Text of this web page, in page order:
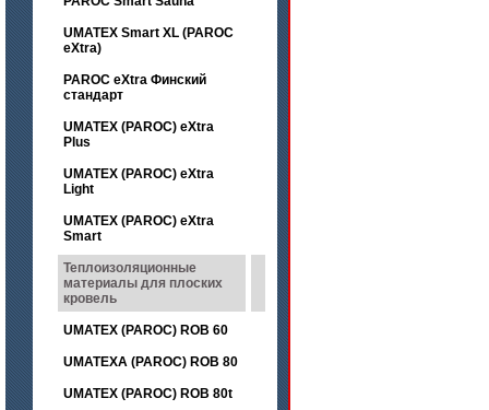
UMATEX Smart XL (PAROC
eXtra)
PAROC eXtra Финский
стандарт
UMATEX (PAROC) eXtra
Plus
UMATEX (PAROC) eXtra
Light
UMATEX (PAROC) eXtra
Smart
Теплоизоляционные
материалы для плоских
кровель
UMATEX (PAROC) ROB 60
UMATEXA (PAROC) ROB 80
UMATEX (PAROC) ROB 80t